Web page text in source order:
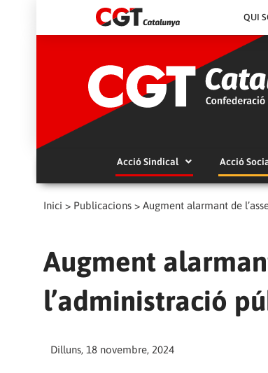
QUI
Acció Sindical Acció
Inici > Publicacions > Augment alarmant de
Augment
l’administració
Dilluns, 18 novembre, 2024